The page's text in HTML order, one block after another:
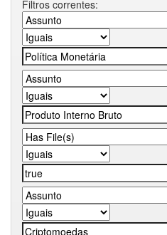
Filtros correntes: